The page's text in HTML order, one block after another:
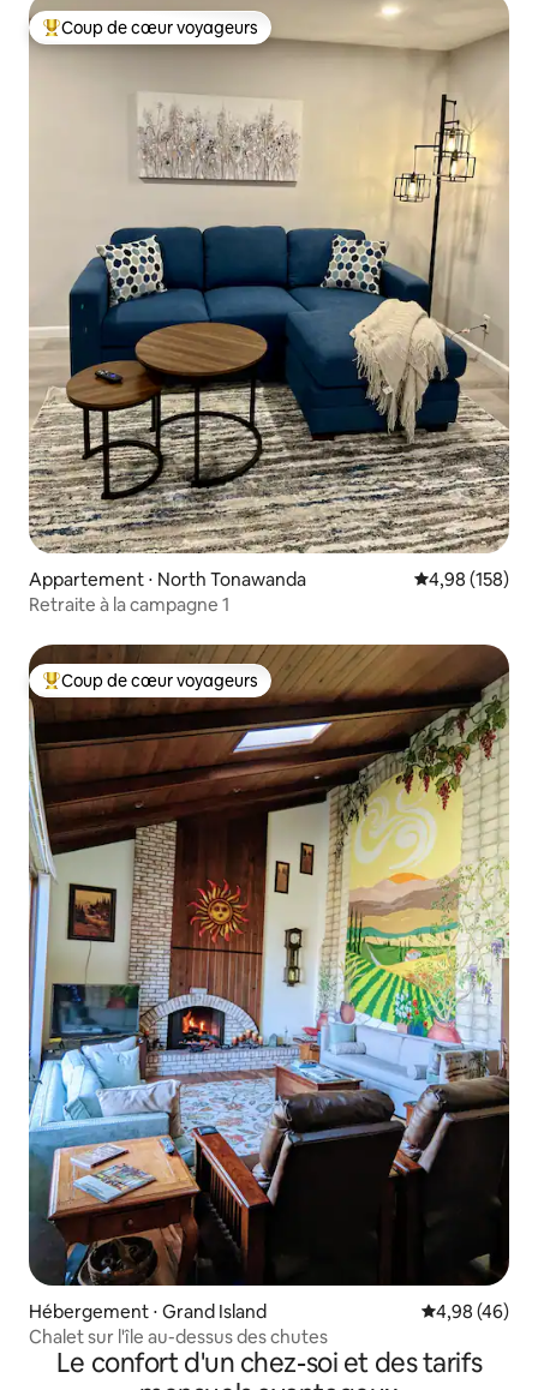
Coups de cœur voyageurs les plus appréciés
Coup de cœur voyageurs
Appartement ⋅ North Tonawanda Évaluation
4,98 (158)
Retraite à la campagne 1
Coups de cœur voyageurs les plus appréciés
Coup de cœur voyageurs
Hébergement ⋅ Grand Island Évaluation
4,98 (46)
Chalet sur l'île au-dessus des chutes
Le confort d'un chez-soi et des tarifs